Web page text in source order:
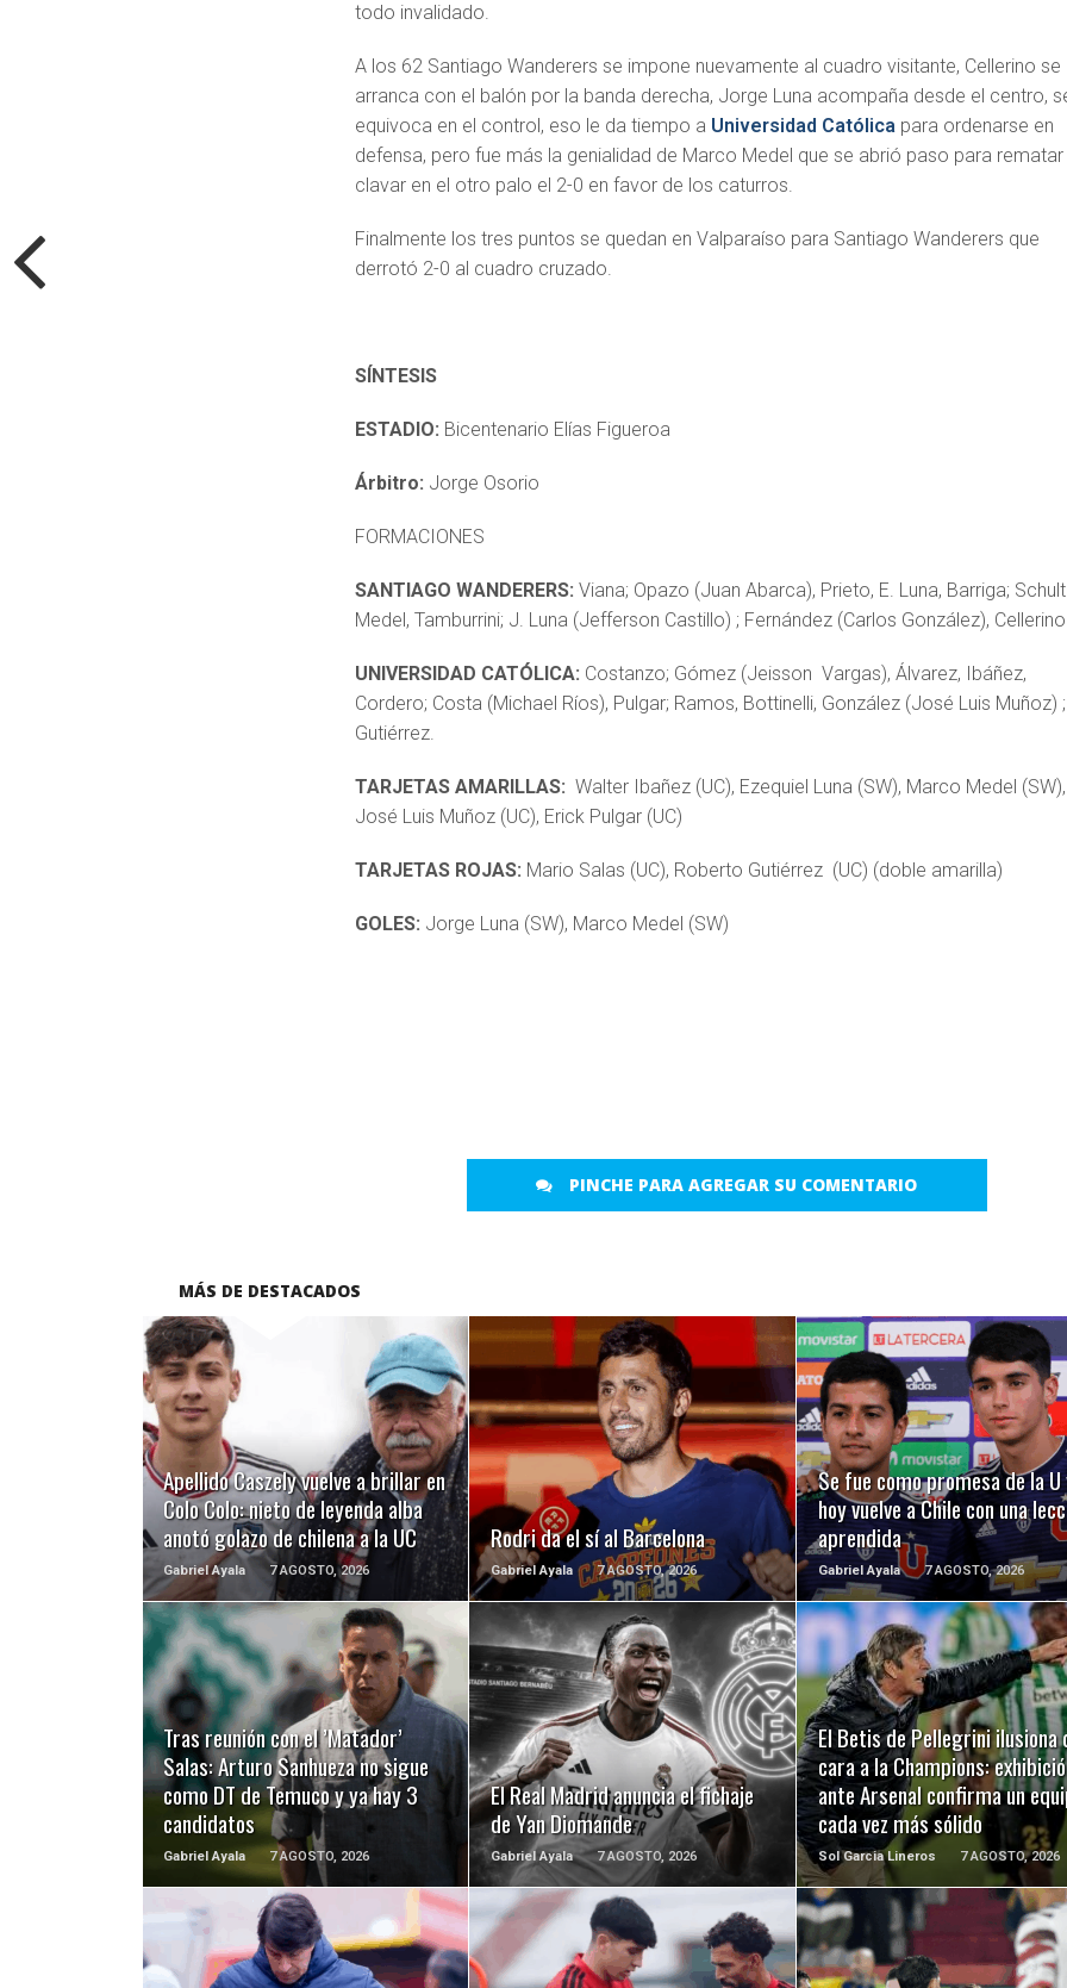
todo invalidado.
A los 62 Santiago Wanderers se impone nuevamente al cuadro visitante, Cellerino se
arranca con el balón por la banda derecha, Jorge Luna acompaña desde el centro,
equivoca en el control, eso le da tiempo a Universidad Católica para ordenarse en
defensa, pero fue más la genialidad de Marco Medel que se abrió paso para rematar
clavar en el otro palo el 2-0 en favor de los caturros.
Finalmente los tres puntos se quedan en Valparaíso para Santiago Wanderers que
derrotó 2-0 al cuadro cruzado.
SÍNTESIS
ESTADIO: Bicentenario Elías Figueroa
Árbitro: Jorge Osorio
FORMACIONES
SANTIAGO WANDERERS:Viana; Opazo (Juan Abarca), Prieto, E. Luna, Barriga;
Medel, Tamburrini; J. Luna (Jefferson Castillo) ; Fernández (Carlos González), Cellerino
UNIVERSIDAD CATÓLICA: Costanzo; Gómez (Jeisson Vargas), Álvarez, Ibáñez,
Cordero; Costa (Michael Ríos), Pulgar; Ramos, Bottinelli, González (José Luis Muñoz) ;
Gutiérrez.
TARJETAS AMARILLAS:Walter Ibañez (UC), Ezequiel Luna (SW), Marco Medel (SW),
José Luis Muñoz (UC), Erick Pulgar (UC)
TARJETAS ROJAS: Mario Salas (UC), Roberto Gutiérrez (UC) (doble amarilla)
GOLES: Jorge Luna (SW), Marco Medel (SW)
PINCHE PARA AGREGAR SU COMENTARIO
MÁS DE DESTACADOS
Apellido Caszely vuelve a brillar en
Colo Colo: nieto de leyenda alba
anotó golazo de chilena a la UC
Gabriel Ayala 7 AGOSTO, 2026
LEER MÁS
Rodri da el sí al Barcelona
Gabriel Ayala 7 AGOSTO, 2026
LEER MÁS
Se fue como promesa de la U
hoy vuelve a Chile con una
aprendida
Gabriel Ayala 7 AGOSTO, 2026
LEER MÁS
Tras reunión con el ’Matador’
Salas: Arturo Sanhueza no sigue
como DT de Temuco y ya hay 3
candidatos
Gabriel Ayala 7 AGOSTO, 2026
LEER MÁS
El Real Madrid anuncia el fichaje
de Yan Diomande
Gabriel Ayala 7 AGOSTO, 2026
LEER MÁS
El Betis de Pellegrini ilusiona
cara a la Champions:
ante Arsenal confirma un
cada vez más sólido
Sol Garcia Lineros 7 AGOSTO, 2026
LEER MÁS